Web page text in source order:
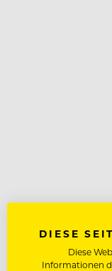
DIESE
Diese
Informationen